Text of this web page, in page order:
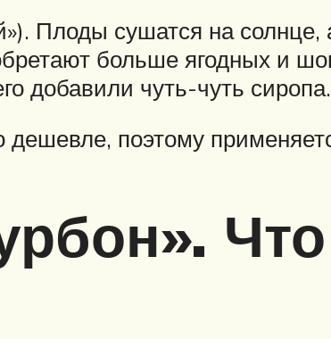
Плоды сушатся на
больше ягодных и
добавили чуть-чуть сиропа.
дешевле, поэтому